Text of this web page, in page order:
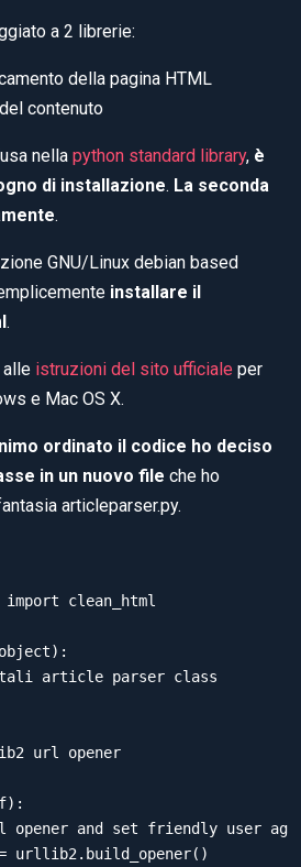
a 2 librerie:
della pagina HTML
contenuto
nella python standard library, è
di installazione. La seconda
.
GNU/Linux debian based
installare il
.
alle istruzioni del sito ufficiale per
e Mac OS X.
ordinato il codice ho deciso
in un nuovo file che ho
articleparser.py.
clean_html
article parser class
url opener
opener and set friendly user
urllib2.build_opener()